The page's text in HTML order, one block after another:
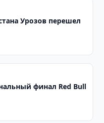
Урозов перешел
финал Red Bull